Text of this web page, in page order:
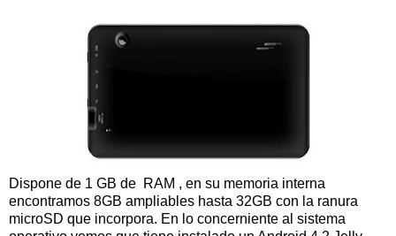
Dispone de 1 GB de RAM , en su memoria interna
encontramos 8GB ampliables hasta 32GB con la ranura
microSD que incorpora. En lo concerniente al sistema